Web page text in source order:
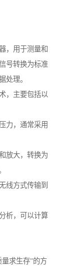
，用于测量和
号转换为标准
处理。
，主要包括以
力，通常采用
放大，转换为
线方式传输到
析，可以计算
求生存”的方